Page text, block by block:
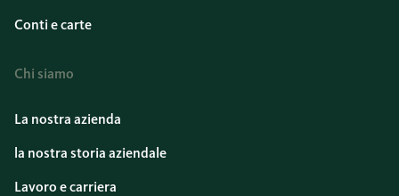
Conti e carte
Chi siamo
La nostra azienda
la nostra storia aziendale
Lavoro e carriera